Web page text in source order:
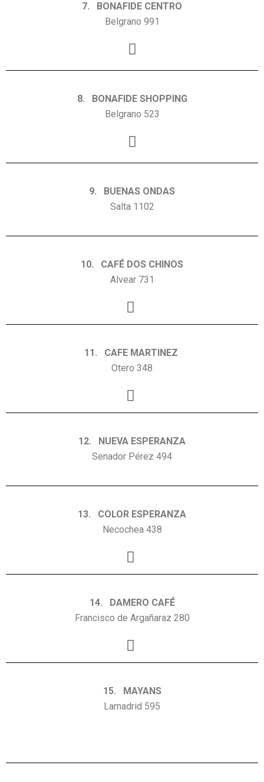
7. BONAFIDE CENTRO
Belgrano 991
8. BONAFIDE SHOPPING
Belgrano 523
9. BUENAS ONDAS
Salta 1102
10. CAFÉ DOS CHINOS
Alvear 731
11. CAFE MARTINEZ
Otero 348
12. NUEVA ESPERANZA
Senador Pérez 494
13. COLOR ESPERANZA
Necochea 438
14. DAMERO CAFÉ
Francisco de Argañaraz 280
15. MAYANS
Lamadrid 595